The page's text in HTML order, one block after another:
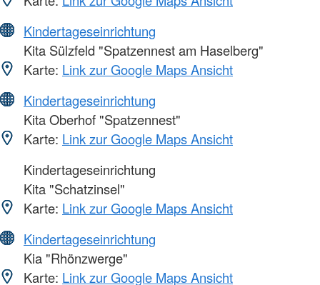
Kindertageseinrichtung
Kita Sülzfeld "Spatzennest am Haselberg"
Karte: Link zur Google Maps Ansicht
Kindertageseinrichtung
Kita Oberhof "Spatzennest"
Karte: Link zur Google Maps Ansicht
Kindertageseinrichtung
Kita "Schatzinsel"
Karte: Link zur Google Maps Ansicht
Kindertageseinrichtung
Kia "Rhönzwerge"
Karte: Link zur Google Maps Ansicht